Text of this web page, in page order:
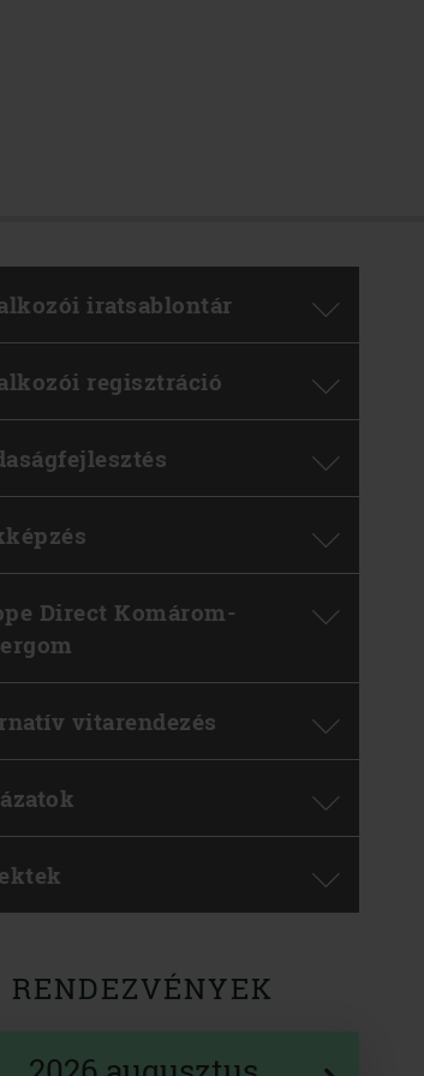
iratsablontár
regisztráció
Direct Komárom-
vitarendezés
RENDEZVÉNYEK